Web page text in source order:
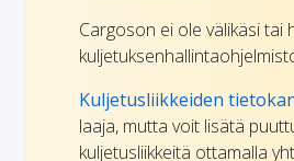
Cargoson ei ole välikäsi tai
Kuljetusliikkeiden
laaja, mutta voit lisätä
kuljetusliikkeitä ottamalla